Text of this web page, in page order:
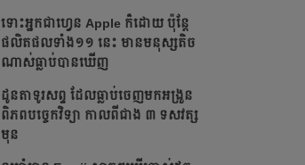
ទោះអ្នកជាហ្វេន Apple ក៏ដោយ ប៉ុន្ដែ
ផលិតផលទាំង១១ នេះ មានមនុស្សតិច
ណាស់ធ្លាប់បានឃើញ
ដូនតាទូរសព្ទ ដែលធ្លាប់ចេញមកអង្រួន
ពិភពបច្ចេកវិទ្យា កាលពីជាង ៣ ទសវត្ស
មុន